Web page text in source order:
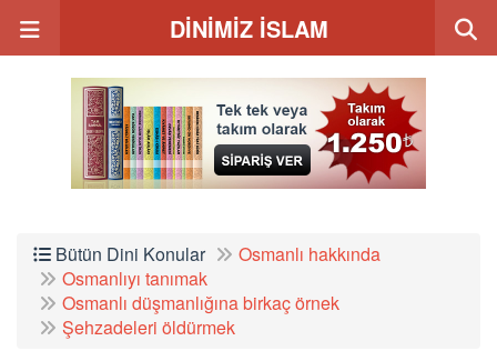
DİNİMİZ İSLAM
Bütün Dini Konular
Osmanlı hakkında
Osmanlıyı tanımak
Osmanlı düşmanlığına birkaç örnek
Şehzadeleri öldürmek